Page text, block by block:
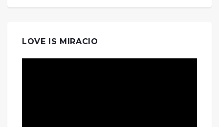
LOVE IS MIRACIO